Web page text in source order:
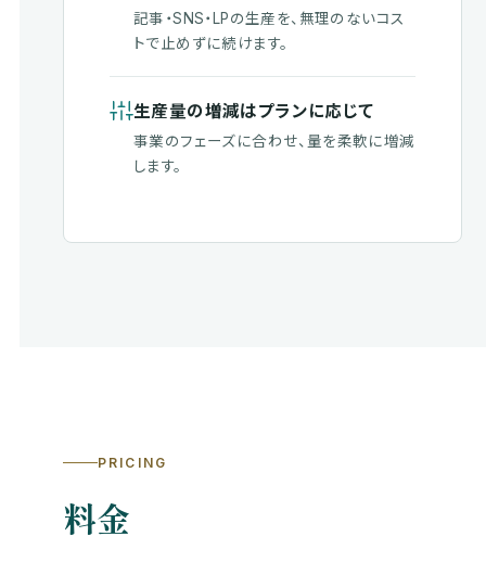
記事・SNS・LPの生産を、無理のないコス
トで止めずに続けます。
生産量の増減はプランに応じて
事業のフェーズに合わせ、量を柔軟に増減
します。
PRICING
料金